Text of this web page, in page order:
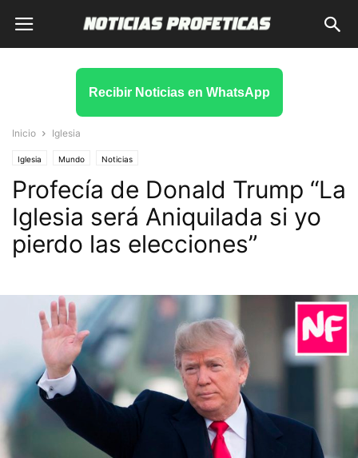
Recibir Noticias en WhatsApp
Inicio Iglesia
Iglesia Mundo Noticias
Profecía de Donald Trump “La
Iglesia será Aniquilada si yo
pierdo las elecciones”